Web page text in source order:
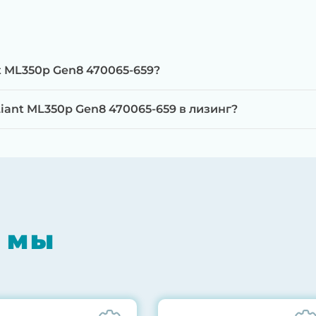
на специализированном оборудовании с
нагрузкой в течение 72 часов для проверки
Gen8 470065-659?
ML350p Gen8 470065-659 в лизинг?
мы